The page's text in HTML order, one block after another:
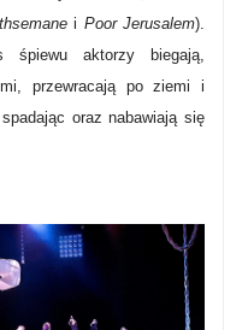
i Poor Jerusalem).
śpiewu aktorzy biegają,
przewracają po ziemi i
oraz nabawiają się